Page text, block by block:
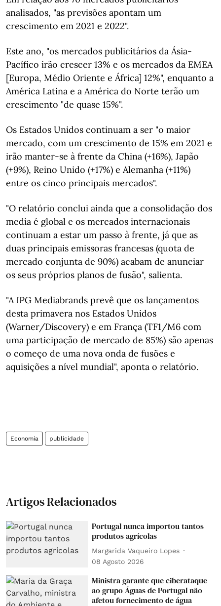
analisados, "as previsões apontam um
crescimento em 2021 e 2022".
Este ano, "os mercados publicitários da Ásia-
Pacífico irão crescer 13% e os mercados da EMEA
[Europa, Médio Oriente e África] 12%", enquanto a
América Latina e a América do Norte terão um
crescimento "de quase 15%".
Os Estados Unidos continuam a ser "o maior
mercado, com um crescimento de 15% em 2021 e
irão manter-se à frente da China (+16%), Japão
(+9%), Reino Unido (+17%) e Alemanha (+11%)
entre os cinco principais mercados".
"O relatório conclui ainda que a consolidação dos
media é global e os mercados internacionais
continuam a estar um passo à frente, já que as
duas principais emissoras francesas (quota de
mercado conjunta de 90%) acabam de anunciar
os seus próprios planos de fusão", salienta.
"A IPG Mediabrands prevê que os lançamentos
desta primavera nos Estados Unidos
(Warner/Discovery) e em França (TF1/M6 com
uma participação de mercado de 85%) são apenas
o começo de uma nova onda de fusões e
aquisições a nível mundial", aponta o relatório.
Economia publicidade
Artigos Relacionados
Portugal nunca importou tantos
produtos agrícolas
Margarida Vaqueiro Lopes
08 Agosto 2026
Ministra garante que ciberataque
ao grupo Águas de Portugal não
afetou fornecimento de água